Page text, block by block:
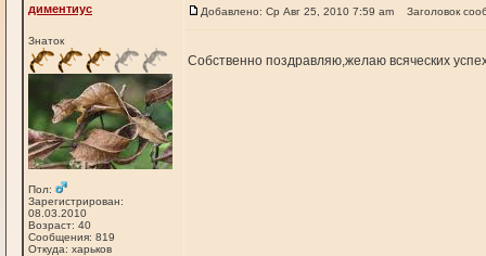
диментиус
Знаток
Пол:
Зарегистрирован:
08.03.2010
Возраст: 40
Сообщения: 819
Откуда: харьков
Добавлено: Ср Авг 25, 2010 7:59 am Заголовок
Собственно поздравляю,желаю всяческих